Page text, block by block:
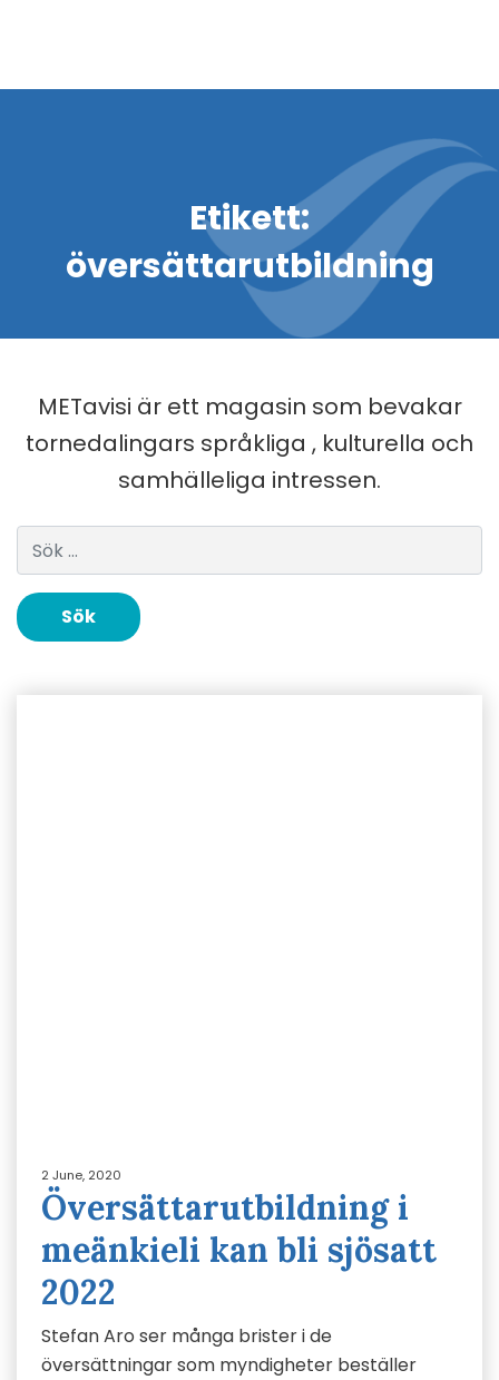
Etikett:
översättarutbildning
METavisi är ett magasin som bevakar
tornedalingars språkliga , kulturella och
samhälleliga intressen.
Sök efter:
2 June, 2020
Översättarutbildning i
meänkieli kan bli sjösatt
2022
Stefan Aro ser många brister i de
översättningar som myndigheter beställer